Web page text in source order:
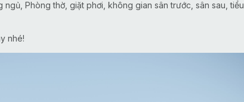
Phòng thờ, giặt phơi, không gian sân trước, sân sau, tiểu
nhé!